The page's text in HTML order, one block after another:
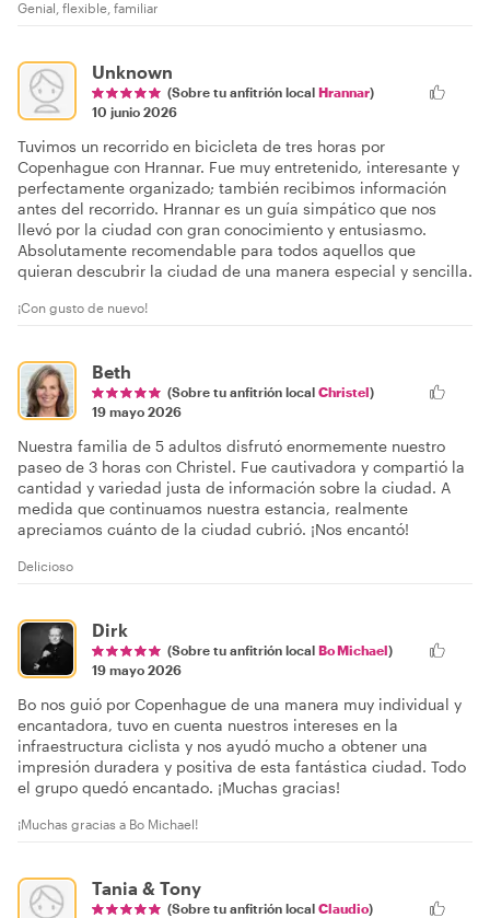
Genial, flexible, familiar
Unknown
(Sobre tu anfitrión local Hrannar)
10 junio 2026
Tuvimos un recorrido en bicicleta de tres horas por
Copenhague con Hrannar. Fue muy entretenido, interesante y
perfectamente organizado; también recibimos información
antes del recorrido. Hrannar es un guía simpático que nos
llevó por la ciudad con gran conocimiento y entusiasmo.
Absolutamente recomendable para todos aquellos que
quieran descubrir la ciudad de una manera especial y sencilla.
¡Con gusto de nuevo!
Beth
(Sobre tu anfitrión local Christel)
19 mayo 2026
Nuestra familia de 5 adultos disfrutó enormemente nuestro
paseo de 3 horas con Christel. Fue cautivadora y compartió la
cantidad y variedad justa de información sobre la ciudad. A
medida que continuamos nuestra estancia, realmente
apreciamos cuánto de la ciudad cubrió. ¡Nos encantó!
Delicioso
Dirk
(Sobre tu anfitrión local Bo Michael)
19 mayo 2026
Bo nos guió por Copenhague de una manera muy individual y
encantadora, tuvo en cuenta nuestros intereses en la
infraestructura ciclista y nos ayudó mucho a obtener una
impresión duradera y positiva de esta fantástica ciudad. Todo
el grupo quedó encantado. ¡Muchas gracias!
¡Muchas gracias a Bo Michael!
Tania & Tony
(Sobre tu anfitrión local Claudio)